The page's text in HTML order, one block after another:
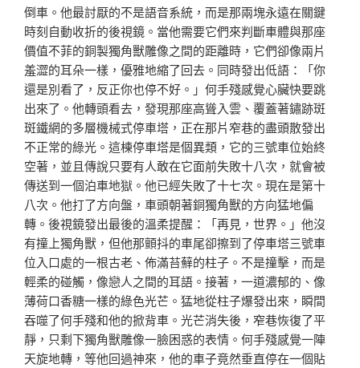
倒車。他最討厭的不是語音系統，而是那兩塊永遠在關鍵
時刻自動收折的後視鏡。當他需要它們來判斷車體與那座
價值不菲的銅製獨角獸雕像之間的距離時，它們卻像兩片
羞澀的耳朵一樣，優雅地縮了回去。同時發出低語：「你
還是別看了，反正你也停不好。」何手殘感覺心臟快要跳
出來了。他轉頭看去，發現那座高聳入雲、覆蓋著鏽跡斑
斑鐵網的多層機械式停車塔，正在那片窄巷的盡頭散發出
不正常的綠光。這棟停車塔是個異類，它的三號車位始終
空著，並且傳說只要有人敢在它面前失敗十八次，就會被
傳送到一個泊車地獄。他已經失敗了十七次。現在是第十
八次。他打了方向盤，車頭朝著銅獨角獸的方向猛地偏
轉。後視鏡發出最後的溫柔提醒：「再見，世界。」他沒
有撞上獨角獸，但他那顫抖的車尾卻擦到了停車塔三號車
位入口處的一根古老、佈滿苔蘚的柱子。不是撞擊，而是
輕柔的碰觸，像戀人之間的耳語。接著，一道濃郁的、像
薄荷口香糖一樣的綠色光芒。猛地從柱子爆發出來，瞬間
吞噬了何手殘和他的掀背車。光芒消失後，窄巷恢復了平
靜，只剩下獨角獸雕像一臉困惑的表情。何手殘感覺一陣
天旋地轉，等他回過神來，他的車子竟然垂直停在一個貼